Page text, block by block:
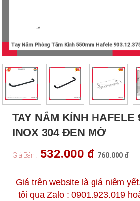
TAY NẮM KÍNH HAFELE
INOX 304 ĐEN MỜ
Giá Bán : 532.000 đ 760.000 đ
Giá trên website là giá niêm
tôi qua Zalo : 0901.923.019